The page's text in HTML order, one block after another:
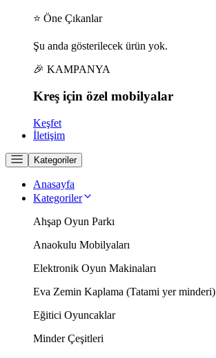
⭐ Öne Çıkanlar
Şu anda gösterilecek ürün yok.
🎉 KAMPANYA
Kreş için özel mobilyalar
Keşfet
İletişim
Kategoriler
Anasayfa
Kategoriler
Ahşap Oyun Parkı
Anaokulu Mobilyaları
Elektronik Oyun Makinaları
Eva Zemin Kaplama (Tatami yer minderi)
Eğitici Oyuncaklar
Minder Çeşitleri